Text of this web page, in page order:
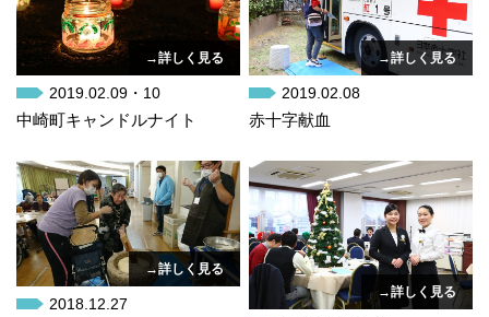
→詳しく見る
2019.02.09・10
中崎町キャンドルナイト
→詳しく見る
2019.02.08
赤十字献血
→詳しく見る
2018.12.27
→詳しく見る